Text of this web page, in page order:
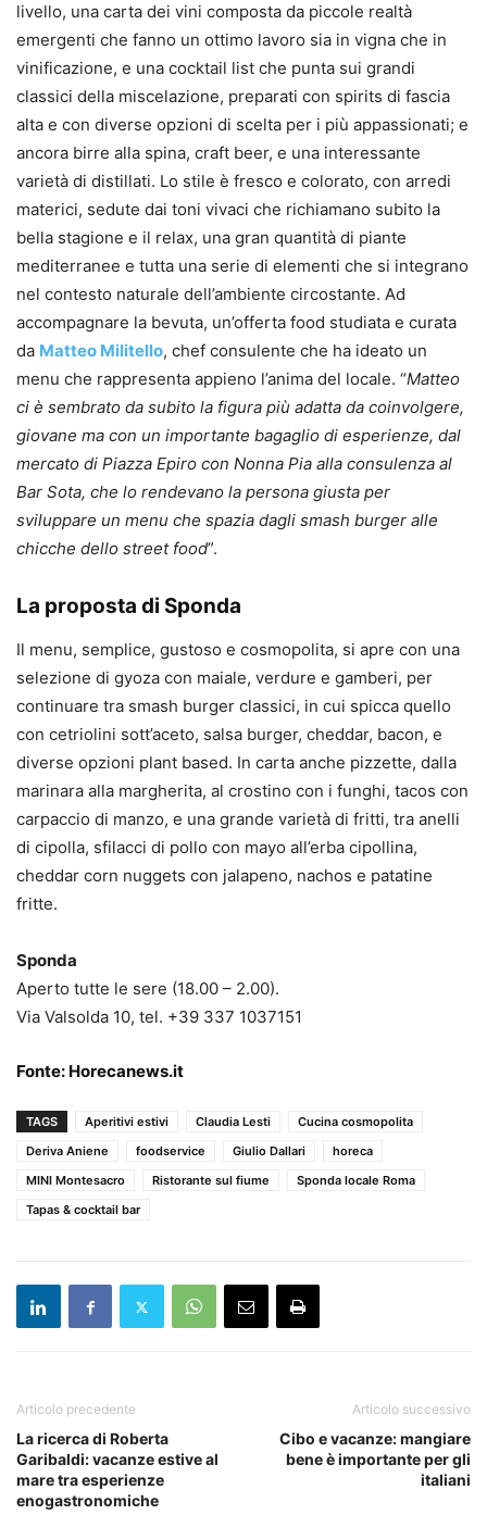
livello, una carta dei vini composta da piccole realtà
emergenti che fanno un ottimo lavoro sia in vigna che in
vinificazione, e una cocktail list che punta sui grandi
classici della miscelazione, preparati con spirits di fascia
alta e con diverse opzioni di scelta per i più appassionati; e
ancora birre alla spina, craft beer, e una interessante
varietà di distillati. Lo stile è fresco e colorato, con arredi
materici, sedute dai toni vivaci che richiamano subito la
bella stagione e il relax, una gran quantità di piante
mediterranee e tutta una serie di elementi che si integrano
nel contesto naturale dell’ambiente circostante. Ad
accompagnare la bevuta, un’offerta food studiata e curata
da Matteo Militello, chef consulente che ha ideato un
menu che rappresenta appieno l’anima del locale. “Matteo
ci è sembrato da subito la figura più adatta da coinvolgere,
giovane ma con un importante bagaglio di esperienze, dal
mercato di Piazza Epiro con Nonna Pia alla consulenza al
Bar Sota, che lo rendevano la persona giusta per
sviluppare un menu che spazia dagli smash burger alle
chicche dello street food”.
La proposta di Sponda
Il menu, semplice, gustoso e cosmopolita, si apre con una
selezione di gyoza con maiale, verdure e gamberi, per
continuare tra smash burger classici, in cui spicca quello
con cetriolini sott’aceto, salsa burger, cheddar, bacon, e
diverse opzioni plant based. In carta anche pizzette, dalla
marinara alla margherita, al crostino con i funghi, tacos con
carpaccio di manzo, e una grande varietà di fritti, tra anelli
di cipolla, sfilacci di pollo con mayo all’erba cipollina,
cheddar corn nuggets con jalapeno, nachos e patatine
fritte.
Sponda
Aperto tutte le sere (18.00 – 2.00).
Via Valsolda 10, tel. +39 337 1037151
Fonte: Horecanews.it
TAGS Aperitivi estivi Claudia Lesti
Cucina cosmopolita
Deriva Aniene
foodservice Giulio Dallari
horeca
MINI Montesacro
Ristorante sul fiume
Sponda locale Roma
Tapas & cocktail bar
Articolo precedente
La ricerca di Roberta
Garibaldi: vacanze estive al
mare tra esperienze
enogastronomiche
Articolo successivo
Cibo e vacanze: mangiare
bene è importante per gli
italiani